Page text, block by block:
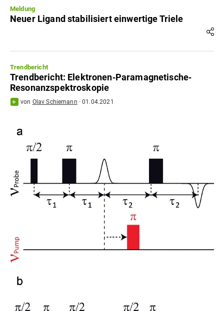
Meldung
Neuer Ligand stabilisiert einwertige Triele
Trendbericht
Trendbericht: Elektronen‐Paramagnetische‐
Resonanzspektroskopie
von Olav Schiemann ·01.04.2021